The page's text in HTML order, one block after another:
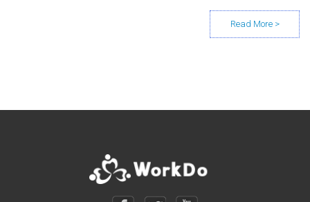
Posts navigation